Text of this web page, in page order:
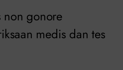
non gonore
medis dan tes